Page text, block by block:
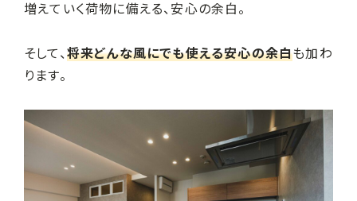
増えていく荷物に備える、安心の余白。
そして、 将来どんな風にでも使える安心の余白も加わ
ります。